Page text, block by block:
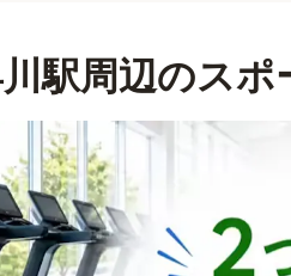
駅周辺のス